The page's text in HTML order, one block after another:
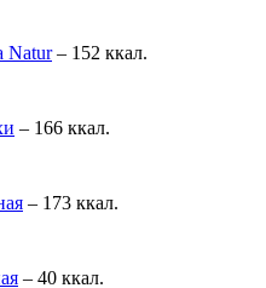
Natur– 152 ккал.
– 166 ккал.
– 173 ккал.
– 40 ккал.